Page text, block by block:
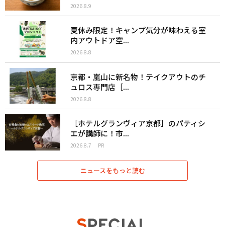
2026.8.9
夏休み限定！キャンプ気分が味わえる室
内アウトドア空...
2026.8.8
京都・嵐山に新名物！テイクアウトのチ
ュロス専門店［...
2026.8.8
［ホテルグランヴィア京都］のパティシ
エが講師に！市...
2026.8.7 PR
ニュースをもっと読む